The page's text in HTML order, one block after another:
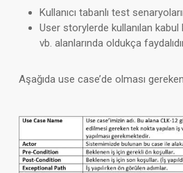
Kullanıcı tabanlı test
User storylerde kullanılan
vb. alanlarında oldukça
Aşağıda use case’de olması